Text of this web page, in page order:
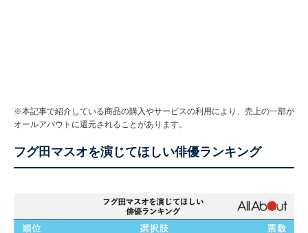
※本記事で紹介している商品の購入やサービスの利用により、売上の一部が
オールアバウトに還元されることがあります。
フグ田マスオを演じてほしい俳優ランキング